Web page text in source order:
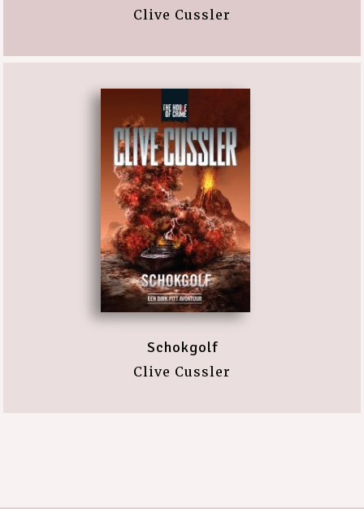
Clive Cussler
Schokgolf
Clive Cussler